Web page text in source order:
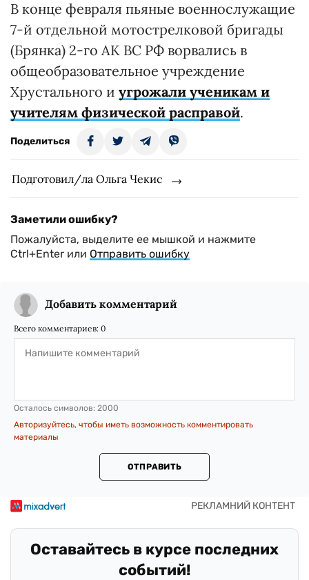
В конце февраля пьяные военнослужащие
7-й отдельной мотострелковой бригады
(Брянка) 2-го АК ВС РФ ворвались в
общеобразовательное учреждение
Хрустального и угрожали ученикам и
учителям физической расправой.
Поделиться
Подготовил/ла Ольга Чекис
Заметили ошибку?
Пожалуйста, выделите ее мышкой и нажмите
Ctrl+Enter или Отправить ошибку
Добавить комментарий
Всего комментариев: 0
Осталось символов: 2000
Авторизуйтесь, чтобы иметь возможность комментировать
материалы
ОТПРАВИТЬ
Оставайтесь в курсе последних
событий!